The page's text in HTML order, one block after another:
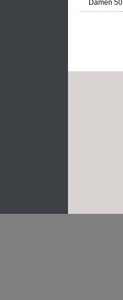
Damen 50